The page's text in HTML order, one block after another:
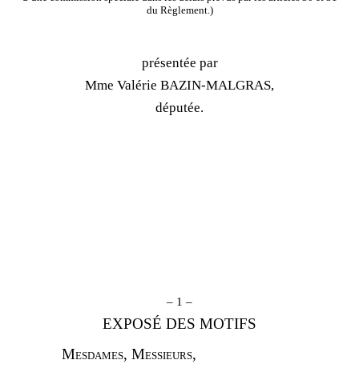
du Règlement.)
présentée par
Mme Valérie BAZIN-MALGRAS,
députée.
– 1 –
EXPOSÉ DES MOTIFS
Mesdames, Messieurs,